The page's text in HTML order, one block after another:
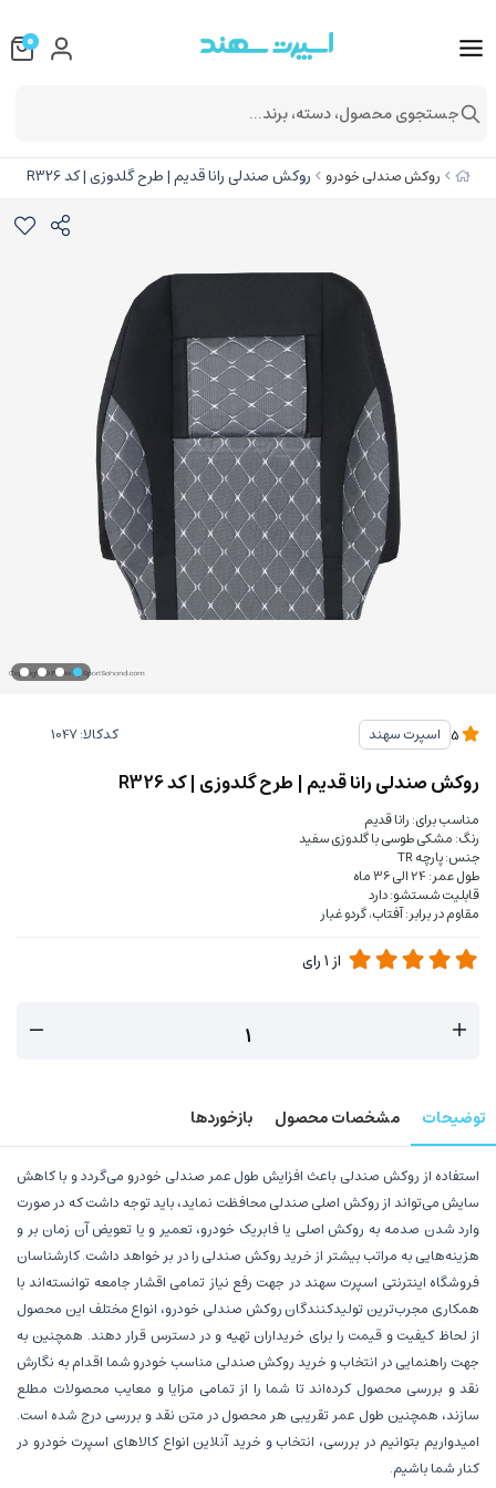
روکش صندلی خودرو روکش صندلی رانا قدیم | طرح گلدوزی | کد R326
اسپرت سهند کدکالا:
روکش صندلی رانا قدیم | طرح گلدوزی | کد R326
مناسب برای: رانا قدیم
رنگ: مشکی طوسی با گلدوزی سفید
جنس: پارچه TR
طول عمر: 24 الی 36 ماه
قابلیت شستشو: دارد
مقاوم در برابر: آفتاب، گردو غبار
از 1رای
توضیحات مشخصات محصول بازخوردها
استفاده از روکش صندلی باعث افزایش طول عمر صندلی خودرو می‌گردد و با کاهش
سایش می‌تواند از روکش اصلی صندلی محافظت نماید، باید توجه داشت که در صورت
وارد شدن صدمه به روکش اصلی یا فابریک خودرو، تعمیر و یا تعویض آن زمان بر و
هزینه‌هایی به مراتب بیشتر از خرید روکش صندلی را در بر خواهد داشت. کارشناسان
فروشگاه اینترنتی اسپرت سهند در جهت رفع نیاز تمامی اقشار جامعه توانسته‌اند با
همکاری مجرب‌ترین تولیدکنندگان روکش صندلی خودرو، انواع مختلف این محصول
از لحاظ کیفیت و قیمت را برای خریداران تهیه و در دسترس قرار دهند. همچنین به
جهت راهنمایی در انتخاب و خرید روکش صندلی مناسب خودرو شما اقدام به نگارش
نقد و بررسی محصول کرده‌اند تا شما را از تمامی مزایا و معایب محصولات مطلع
سازند، همچنین طول عمر تقریبی هر محصول در متن نقد و بررسی درج شده است.
امیدواریم بتوانیم در بررسی، انتخاب و خرید آنلاین انواع کالاهای اسپرت خودرو در
کنار شما باشیم.
0
جستجوی محصول، دسته، برند...